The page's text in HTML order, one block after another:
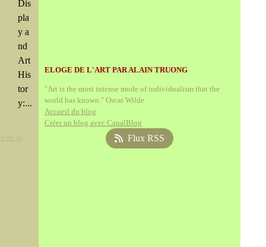
Dis
pla
y a
nd
Art
His
tor
y:...
ELOGE DE L'ART PAR ALAIN TRUONG
"Art is the most intense mode of individualism that the
world has known." Oscar Wilde
Accueil du blog
Créer un blog avec CanalBlog
Flux RSS